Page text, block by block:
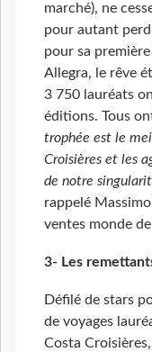
marché), ne
pour autant
pour sa
Allegra, le rêve
3 750 lauréats
éditions. Tous
trophée est le
Croisières et les
de notre
rappelé
ventes monde
3- Les
Défilé de stars
de voyages
Costa